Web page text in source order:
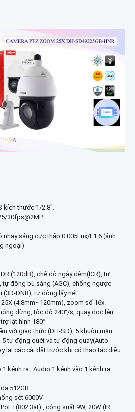
kích thước 1/2.8".
30fps@2MP.
nhạy sáng cực thấp 0.005Lux/F1.6 (ảnh
ngoại)
(120dB), chế độ ngày đêm(ICR), tự
tự động bù sáng (AGC), chống ngược
(3D-DNR), tự động lấy nét.
(4.8mm~120mm), zoom số 16x.
dừng, tốc độ 240°/s, quay dọc lên
lật hình 180°
với giao thức (DH-SD), 5 khuôn mẫu
5 tự động quét và tự động quay(Auto
lại các cài đặt trước khi có thao tác điều
kênh ra , Audio 1 kênh vào 1 kênh ra
512GB
sét 6000V
, công suất 9W, 20W (IR